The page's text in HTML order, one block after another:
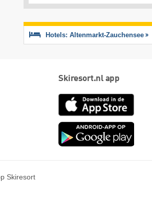
Hotels: Altenmarkt-Zauchensee
Skiresort.nl app
App
Skiresort